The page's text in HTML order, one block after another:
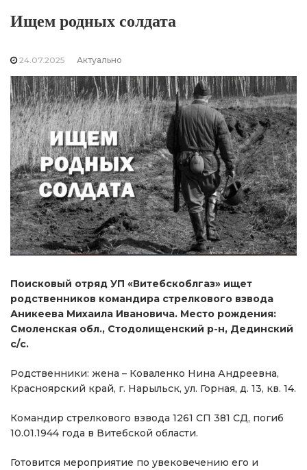
Ищем родных солдата
24.07.2025 Актуально
Поисковый отряд УП «Витебскоблгаз» ищет
родственников командира стрелкового взвода
Аникеева Михаила Ивановича. Место рождения:
Смоленская обл., Стодолищенский р-н, Дединский
с/с.
Родственники: жена – Коваленко Нина Андреевна,
Красноярский край, г. Нарыльск, ул. Горная, д. 13, кв. 14.
Командир стрелкового взвода 1261 СП 381 СД, погиб
10.01.1944 года в Витебской области.
Готовится мероприятие по увековечению его и